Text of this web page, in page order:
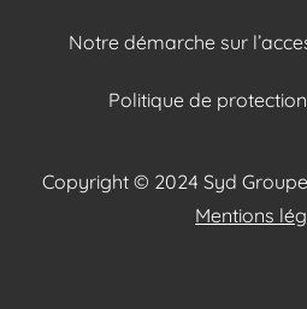
Notre démarche sur
Politique de
Copyright © 2024 Syd
Mentions